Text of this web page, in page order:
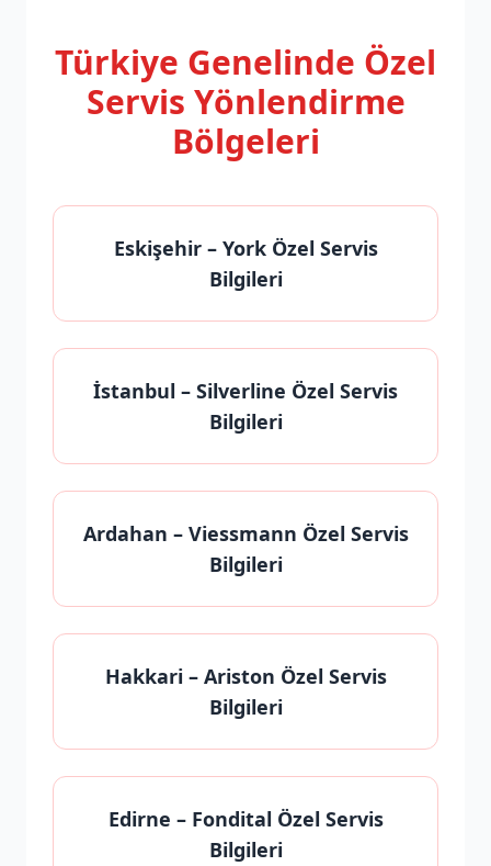
Türkiye Genelinde Özel
Servis Yönlendirme
Bölgeleri
Eskişehir– York Özel Servis
Bilgileri
İstanbul – Silverline Özel Servis
Bilgileri
Ardahan – Viessmann Özel Servis
Bilgileri
Hakkari– Ariston Özel Servis
Bilgileri
Edirne – Fondital Özel Servis
Bilgileri